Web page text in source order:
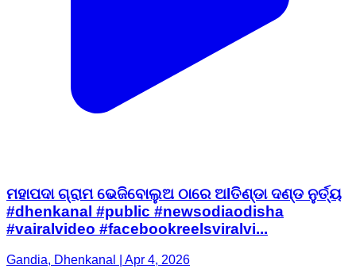
ମହାପଦା ଗ୍ରାମ ଭେଜିବୋଲୁଅ ଠାରେ ଅlତିଣ୍ଡା ଦଣ୍ଡ ନୁର୍ତ୍ୟ
#dhenkanal #public #newsodiaodisha
#vairalvideo #facebookreelsviralvi...
Gandia, Dhenkanal | Apr 4, 2026